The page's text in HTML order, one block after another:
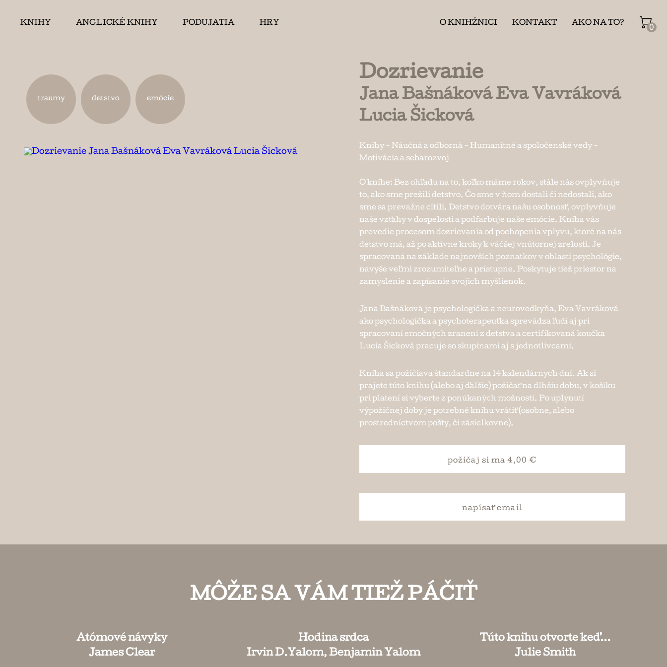
KNIHY ANGLICKÉ KNIHY PODUJATIA HRY O KNIHŽNICI KONTAKT AKO NA TO?
0
traumy detstvo emócie
Dozrievanie
Jana Bašnáková Eva Vavráková
Lucia Šicková
Knihy - Náučná a odborná - Humanitné a spoločenské vedy -
Motivácia a sebarozvoj
O knihe: Bez ohľadu na to, koľko máme rokov, stále nás ovplyvňuje
to, ako sme prežili detstvo. Čo sme v ňom dostali či nedostali, ako
sme sa prevažne cítili. Detstvo dotvára našu osobnosť, ovplyvňuje
naše vzťahy v dospelosti a podfarbuje naše emócie. Kniha vás
prevedie procesom dozrievania od pochopenia vplyvu, ktoré na nás
detstvo má, až po aktívne kroky k väčšej vnútornej zrelosti. Je
spracovaná na základe najnovších poznatkov v oblasti psychológie,
navyše veľmi zrozumiteľne a prístupne. Poskytuje tiež priestor na
zamyslenie a zapísanie svojich myšlienok.
Jana Bašnáková je psychologička a neurovedkyňa, Eva Vavráková
ako psychologička a psychoterapeutka sprevádza ľudí aj pri
spracovaní emočných zranení z detstva a certifikovaná koučka
Lucia Šicková pracuje so skupinami aj s jednotlivcami.
Kniha sa požičiava štandardne na 14 kalendárnych dní. Ak si
prajete túto knihu (alebo aj ďalšie) požičať na dlhšiu dobu, v košíku
pri platení si vyberte z ponúkaných možností. Po uplynutí
výpožičnej doby je potrebné knihu vrátiť (osobne, alebo
prostredníctvom pošty, či zásielkovne).
požičaj sima 4,00 €
napísaťemail
MÔŽE SA VÁM TIEŽ PÁČIŤ
Atómové návyky
James Clear
Hodina srdca
Irvin D.Yalom, Benjamin Yalom
Túto knihu otvorte keď...
Julie Smith